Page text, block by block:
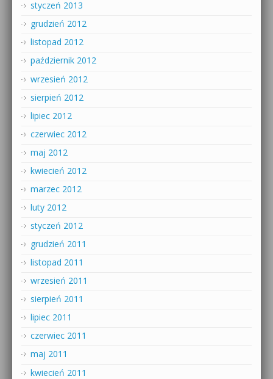
styczeń 2013
grudzień 2012
listopad 2012
październik 2012
wrzesień 2012
sierpień 2012
lipiec 2012
czerwiec 2012
maj 2012
kwiecień 2012
marzec 2012
luty 2012
styczeń 2012
grudzień 2011
listopad 2011
wrzesień 2011
sierpień 2011
lipiec 2011
czerwiec 2011
maj 2011
kwiecień 2011